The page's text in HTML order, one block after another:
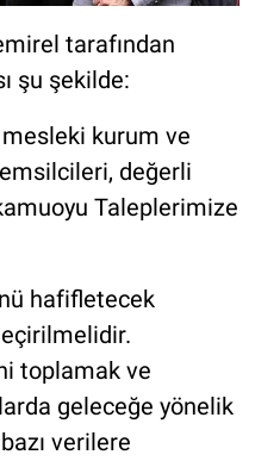
tarafından
şu şekilde:
kurum ve
değerli
Taleplerimize
hafifletecek
toplamak ve
geleceğe yönelik
verilere